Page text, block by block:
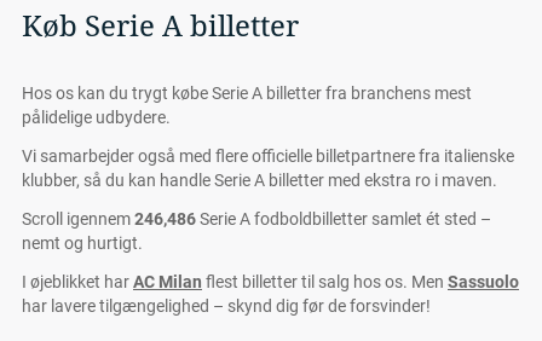
Sassuolo billetter
Køb Serie A billetter
Hos os kan du trygt købe Serie A billetter fra branchens mest
pålidelige udbydere.
Vi samarbejder også med flere officielle billetpartnere fra italienske
klubber, så du kan handle Serie A billetter med ekstra ro i maven.
Scroll igennem246,486Serie A fodboldbilletter samlet ét sted –
nemt og hurtigt.
I øjeblikket harAC Milan flest billetter til salg hos os. Men Sassuolo
har lavere tilgængelighed – skynd dig før de forsvinder!